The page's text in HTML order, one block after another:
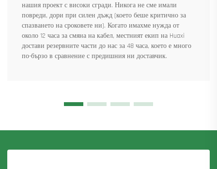
нашия проект с високи сгради. Никога не сме имали
повреди, дори при силен дъжд (което беше критично за
спазването на сроковете ни). Когато имахме нужда от
около 12 часа за смяна на кабел, местният екип на Huaxi
достави резервните части до нас за 48 часа, което е много
по-бързо в сравнение с предишния ни доставчик.